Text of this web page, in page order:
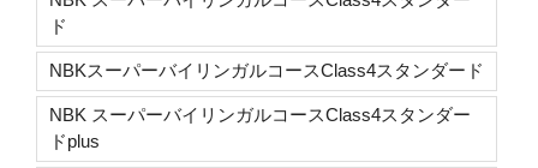
ド
NBKスーパーバイリンガルコースClass4スタンダード
NBK スーパーバイリンガルコースClass4スタンダー
ドplus